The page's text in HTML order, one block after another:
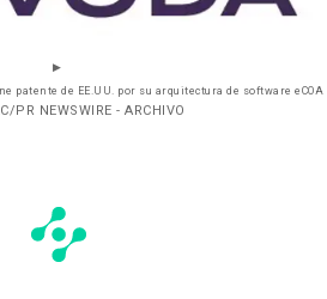
patente de EE.UU. por su arquitectura de software eCOA
PR NEWSWIRE - ARCHIVO